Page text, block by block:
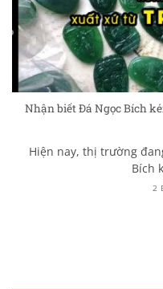
Nhận biết Đá Ngọc Bích
Hiện nay, thị trường
Bích
2